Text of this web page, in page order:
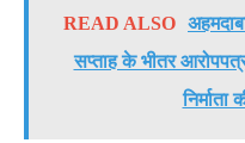
READ ALSO
सप्ताह के भीतर
निर्माता